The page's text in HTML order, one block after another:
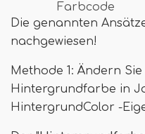
Farbcode
Die genannten
nachgewiesen!
Methode 1: Ändern
Hintergrundfarbe in
HintergrundColor -